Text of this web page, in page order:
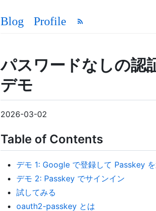
Blog Profile
パスワードなしの
デモ
2026-03-02
Table of Contents
デモ 1: Google で登録して Passkey
デモ 2: Passkey でサインイン
試してみる
oauth2-passkey とは